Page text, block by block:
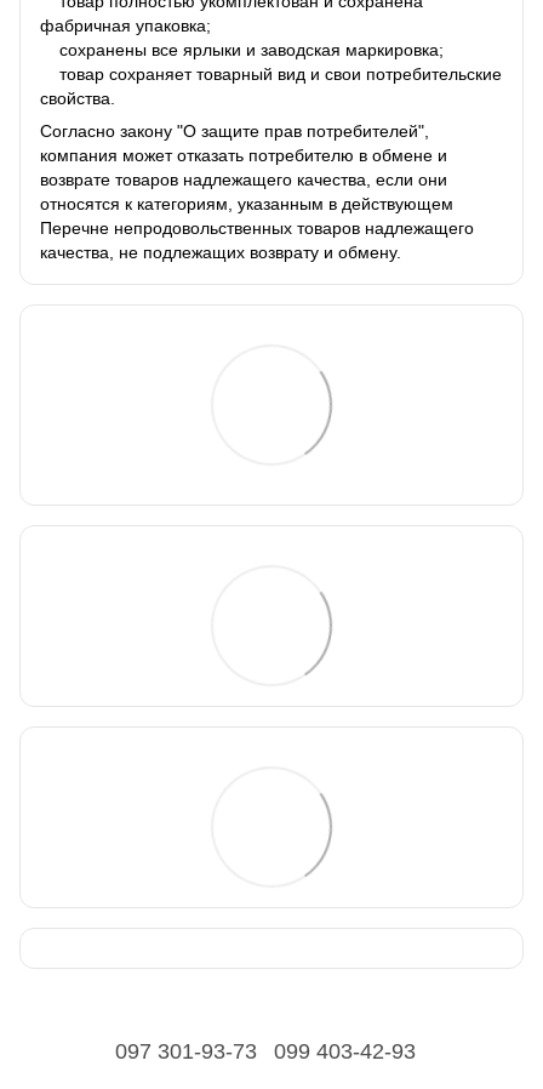
фабричная упаковка;
сохранены все ярлыки и заводская маркировка;
товар сохраняет товарный вид и свои потребительские
свойства.
Согласно закону "О защите прав потребителей",
компания может отказать потребителю в обмене и
возврате товаров надлежащего качества, если они
относятся к категориям, указанным в действующем
Перечне непродовольственных товаров надлежащего
качества, не подлежащих возврату и обмену.
097 301-93-73 099 403-42-93